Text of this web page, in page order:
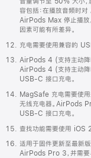
容包括：在播放音频时
AirPods Max 停止播放
因素可能有所差异。
充电需要使用兼容的
AirPods 4 (支持主动降
AirPods 4 (支持主动
USB-C 接口充电。
MagSafe 充电需要使
无线充电器。AirPods
USB-C 接口充电。
查找功能需要使用 iOS
适用于固件更新至最新
AirPods Pro 3，并需